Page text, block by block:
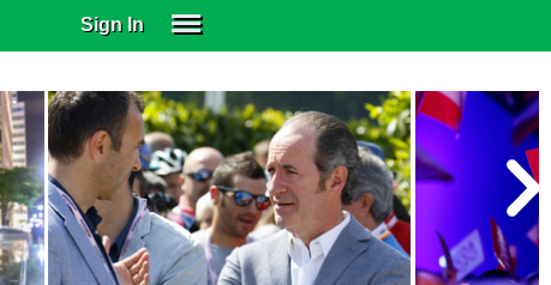
Sign In
SUBSCRIBE
EDUCATIONAL LICENSES
GIFT CARDS
OTHER LANGUAGES
ABOUT US